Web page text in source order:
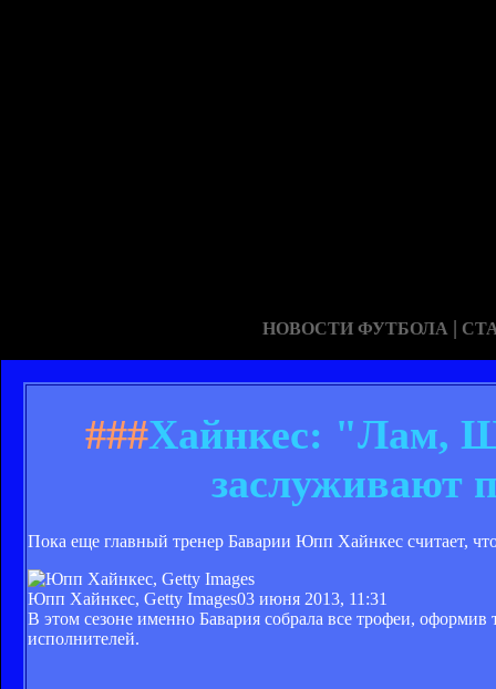
НОВОСТИ ФУТБОЛА |
###Хайнкес: "Лам,
заслуживают
Пока еще главный тренер Баварии Юпп Хайнкес считает,
Юпп Хайнкес, Getty Images03 июня 2013, 11:31
В этом сезоне именно Бавария собрала все трофеи,
исполнителей.